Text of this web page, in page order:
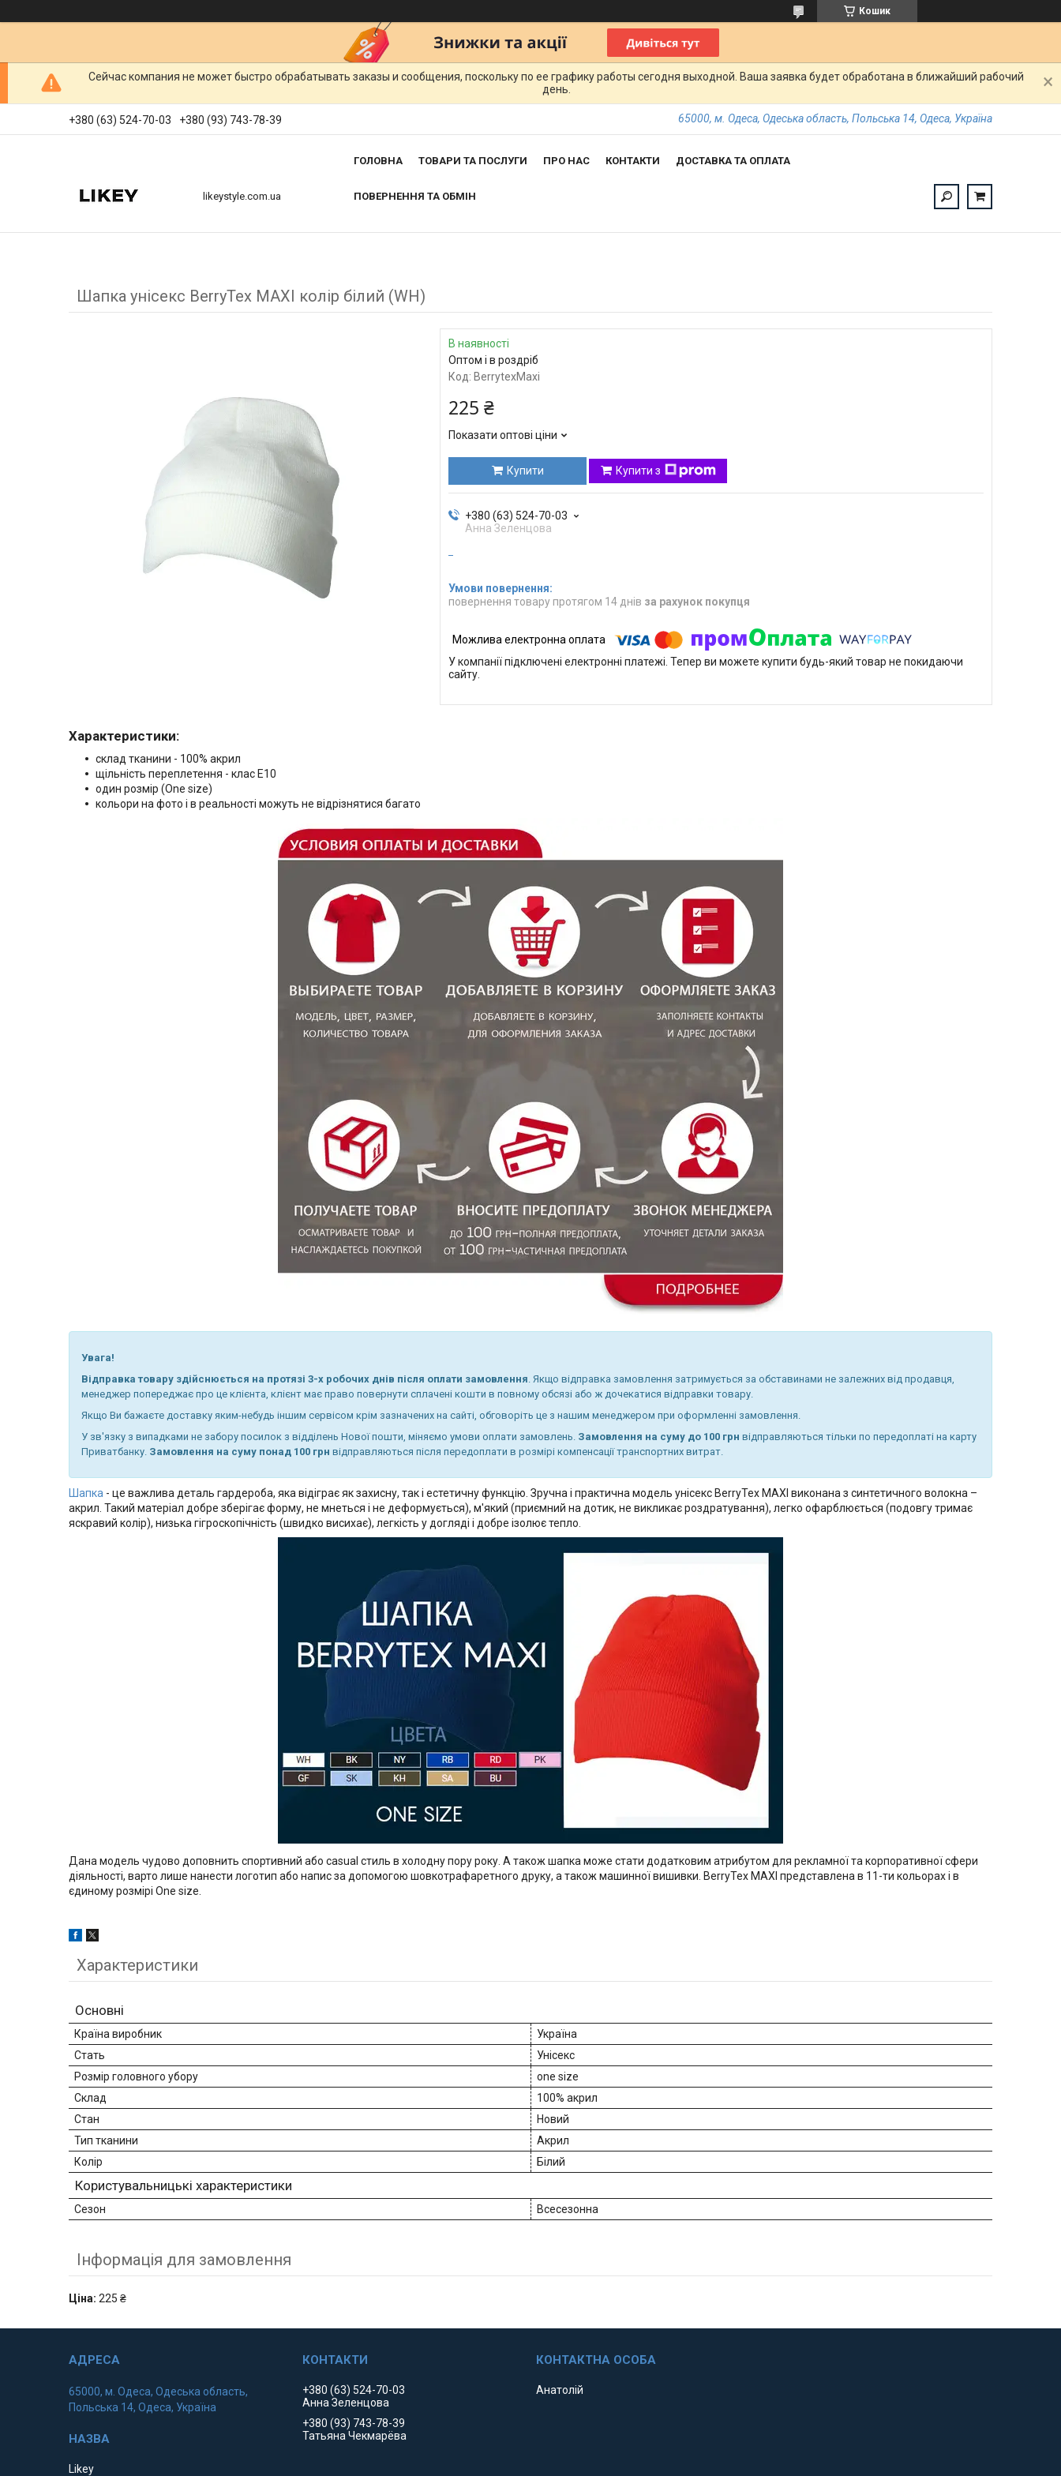
Кошик
Сейчас компания не может быстро обрабатывать заказы и сообщения, поскольку по ее графику работы сегодня выходной. Ваша заявка будет обработана в ближайший рабочий
день.
+380 (63) 524-70-03 +380 (93) 743-78-39 65000, м. Одеса, Одеська область, Польська 14, Одеса, Україна
likeystyle.com.ua
ГОЛОВНА ТОВАРИ ТА ПОСЛУГИ ПРО НАС КОНТАКТИ ДОСТАВКА ТА ОПЛАТА
ПОВЕРНЕННЯ ТА ОБМІН
Шапка унісекс BerryTex MAXI колір білий (WH)
В наявності
Оптом і в роздріб
Код: BerrytexMaxi
225 ₴
Показати оптові ціни
Купити Купити з
+380 (63) 524-70-03
Анна Зеленцова
повернення товару протягом 14 днів за рахунок покупця
У компанії підключені електронні платежі. Тепер ви можете купити будь-який товар не покидаючи
сайту.
Характеристики:
склад тканини - 100% акрил
щільність переплетення - клас Е10
один розмір (One size)
кольори на фото і в реальності можуть не відрізнятися багато
Увага!
Відправка товару здійснюється на протязі 3-х робочих днів після оплати замовлення. Якщо відправка замовлення затримується за обставинами не залежних від продавця,
менеджер попереджає про це клієнта, клієнт має право повернути сплачені кошти в повному обсязі або ж дочекатися відправки товару.
Якщо Ви бажаєте доставку яким-небудь іншим сервісом крім зазначених на сайті, обговоріть це з нашим менеджером при оформленні замовлення.
У зв'язку з випадками не забору посилок з відділень Нової пошти, міняємо умови оплати замовлень. Замовлення на суму до 100 грн відправляються тільки по передоплаті на карту
Приватбанку. Замовлення на суму понад 100 грн відправляються після передоплати в розмірі компенсації транспортних витрат.
Шапка - це важлива деталь гардероба, яка відіграє як захисну, так і естетичну функцію. Зручна і практична модель унісекс BerryTex MAXI виконана з синтетичного волокна –
акрил. Такий матеріал добре зберігає форму, не мнеться і не деформується), м'який (приємний на дотик, не викликає роздратування), легко офарблюється (подовгу тримає
яскравий колір), низька гігроскопічність (швидко висихає), легкість у догляді і добре ізолює тепло.
Дана модель чудово доповнить спортивний або casual стиль в холодну пору року. А також шапка може стати додатковим атрибутом для рекламної та корпоративної сфери
діяльності, варто лише нанести логотип або напис за допомогою шовкотрафаретного друку, а також машинної вишивки. BerryTex MAXI представлена в 11-ти кольорах і в
єдиному розмірі One size.
Характеристики
Основні
Країна виробник
Україна
Стать
Унісекс
Розмір головного убору
one size
Склад
100% акрил
Стан
Новий
Тип тканини
Акрил
Колір
Білий
Користувальницькі характеристики
Сезон Всесезонна
Інформація для замовлення
Ціна: 225 ₴
65000, м. Одеса, Одеська область,
Польська 14, Одеса, Україна
Likey
+380 (63) 524-70-03
Анна Зеленцова
+380 (93) 743-78-39
Татьяна Чекмарёва
Анатолій